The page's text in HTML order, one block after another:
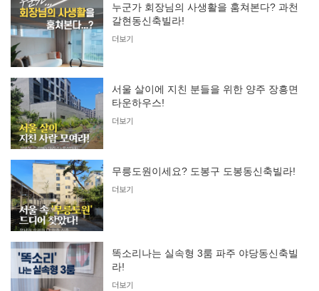
누군가 회장님의 사생활을 훔쳐본다? 과천
갈현동신축빌라!
더보기
서울 살이에 지친 분들을 위한 양주 장흥면
타운하우스!
더보기
무릉도원이세요? 도봉구 도봉동신축빌라!
더보기
똑소리나는 실속형 3룸 파주 야당동신축빌
라!
더보기